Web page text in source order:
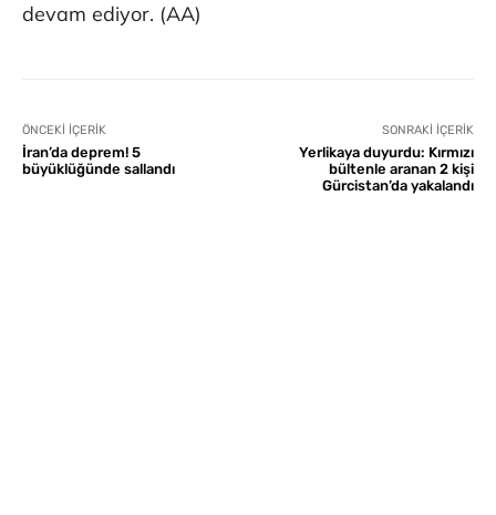
devam ediyor. (AA)
ÖNCEKI İÇERIK
İran’da deprem! 5
büyüklüğünde sallandı
SONRAKI İÇERIK
Yerlikaya duyurdu: Kırmızı
bültenle aranan 2 kişi
Gürcistan’da yakalandı